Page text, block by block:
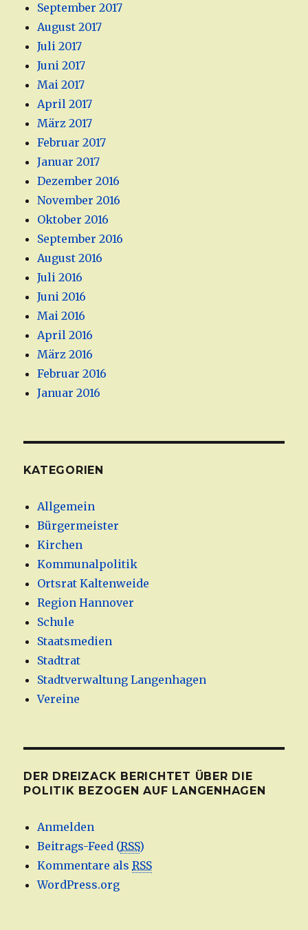
September 2017
August 2017
Juli 2017
Juni 2017
Mai 2017
April 2017
März 2017
Februar 2017
Januar 2017
Dezember 2016
November 2016
Oktober 2016
September 2016
August 2016
Juli 2016
Juni 2016
Mai 2016
April 2016
März 2016
Februar 2016
Januar 2016
KATEGORIEN
Allgemein
Bürgermeister
Kirchen
Kommunalpolitik
Ortsrat Kaltenweide
Region Hannover
Schule
Staatsmedien
Stadtrat
Stadtverwaltung Langenhagen
Vereine
DER DREIZACK BERICHTET ÜBER DIE
POLITIK BEZOGEN AUF LANGENHAGEN
Anmelden
Beitrags-Feed (RSS)
Kommentare alsRSS
WordPress.org